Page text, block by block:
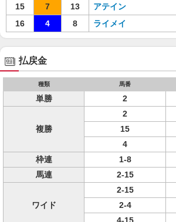
15
7 13 アテイン
16
4 8 ライメイ
払戻金
種類 馬番
単勝 2
複勝
2
15
4
枠連
1-8
馬連
2-15
ワイド
2-15
2-4